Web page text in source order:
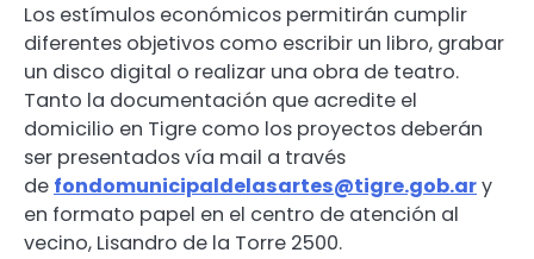
Los estímulos económicos permitirán cumplir
diferentes objetivos como escribir un libro, grabar
un disco digital o realizar una obra de teatro.
Tanto la documentación que acredite el
domicilio en Tigre como los proyectos deberán
ser presentados vía mail a través
de fondomunicipaldelasartes@tigre.gob.ary
en formato papel en el centro de atención al
vecino, Lisandro de la Torre 2500.